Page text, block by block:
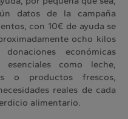
datos de la campaña
con 10€ de ayuda se
ocho kilos
económicas
como leche,
o productos frescos,
reales de cada
alimentario.